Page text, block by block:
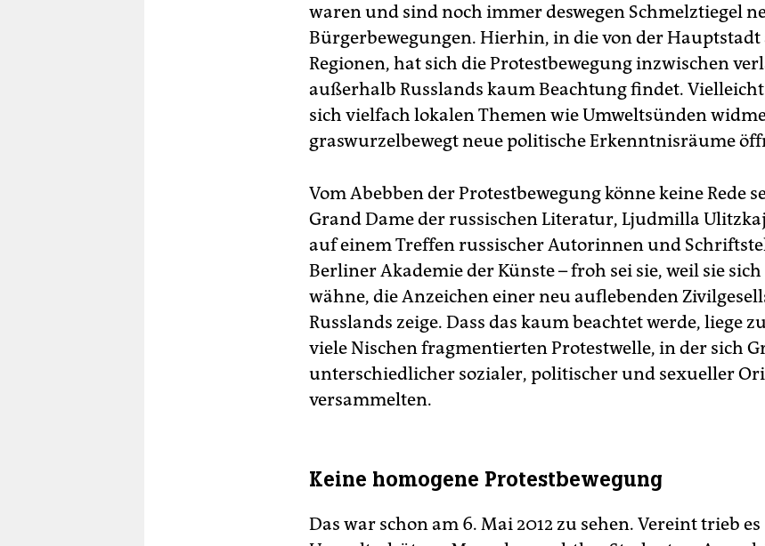
waren und sind noch immer deswegen Schmelztiegel
Bürgerbewegungen. Hierhin, in die von der Hauptstadt
Regionen, hat sich die Protestbewegung inzwischen
außerhalb Russlands kaum Beachtung findet.
sich vielfach lokalen Themen wie Umweltsünden
graswurzelbewegt neue politische Erkenntnisräume
Vom Abebben der Protestbewegung könne keine Rede
Grand Dame der russischen Literatur, Ljudmilla
auf einem Treffen russischer Autorinnen und
Berliner Akademie der Künste – froh sei sie, weil sie
wähne, die Anzeichen einer neu auflebenden
Russlands zeige. Dass das kaum beachtet werde, liege
viele Nischen fragmentierten Protestwelle, in der sich
unterschiedlicher sozialer, politischer und sexueller
versammelten.
Keine homogene Protestbewegung
Das war schon am 6. Mai 2012 zu sehen. Vereint trieb es